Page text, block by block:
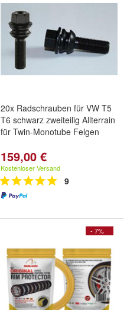
20x Radschrauben für VW T5
T6 schwarz zweiteilig Allterrain
für Twin-Monotube Felgen
159,00 €
Kostenloser Versand
9
- 7%